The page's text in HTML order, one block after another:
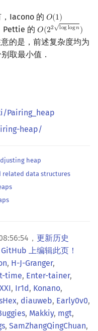
Iacono 的 𝑂(1)
O(1)
Pettie 的𝑂(22√loglog𝑛)
O(22loglogn)
意的是，前述复杂度均为
取最小值．
Pairing_heap
heap/
heap
related data structures
， 更新历史
上编辑此页！
, H-J-Granger,
time, Enter-tainer,
, Ir1d, Konano,
, diauweb, Early0v0,
, Makkiy, mgt,
, SamZhangQingChuan,